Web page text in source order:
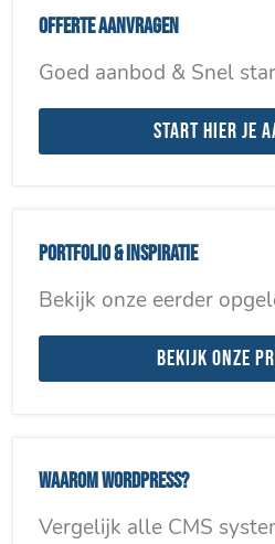
Offerte aanvragen
Goed aanbod & Snel
Start hier je
Portfolio & inspiratie
Bekijk onze eerder
Bekijk onze
Waarom WordPress?
Vergelijk alle CMS